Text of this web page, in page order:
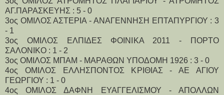
ΑΓ.ΠΑΡΑΣΚΕΥΗΣ : 5 - 0
3ος ΟΜΙΛΟΣ ΑΣΤΕΡΙΑ - ΑΝΑΓΕΝΝΗΣΗ ΕΠΤΑΠΥΡΓΙΟΥ : 3
- 1
3ος ΟΜΙΛΟΣ ΕΛΠΙΔΕΣ ΦΟΙΝΙΚΑ 2011 - ΠΟΡΤΟ
ΣΑΛΟΝΙΚΟ : 1 - 2
3ος ΟΜΙΛΟΣ ΜΠΑΜ - ΜΑΡΑΘΩΝ ΥΠΟΔΟΜΗ 1926 : 3 - 0
4ος ΟΜΙΛΟΣ ΕΛΛΗΣΠΟΝΤΟΣ ΚΡΙΘΙΑΣ - ΑΕ ΑΓΙΟΥ
ΓΕΩΡΓΙΟΥ : 1 - 0
4ος ΟΜΙΛΟΣ ΔΑΦΝΗ ΕΥΑΓΓΕΛΙΣΜΟΥ - ΑΠΟΛΛΩΝ